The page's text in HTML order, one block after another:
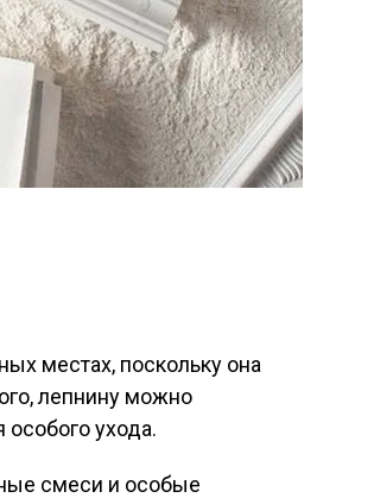
местах, поскольку она
лепнину можно
особого ухода.
смеси и особые